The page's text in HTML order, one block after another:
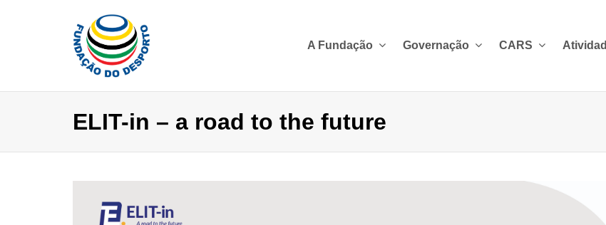
A Fundação Governação CARS
ELIT-in – a road to the future